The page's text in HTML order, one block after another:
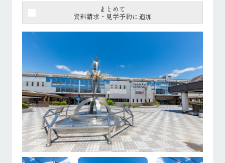
まとめて
資料請求・見学予約に追加